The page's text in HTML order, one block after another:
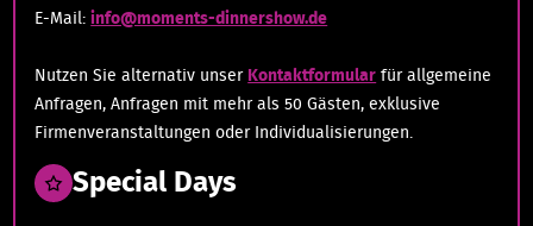
E-Mail: info@moments-dinnershow.de
Nutzen Sie alternativ unser Kontaktformular für allgemeine
Anfragen, Anfragen mit mehr als 50 Gästen, exklusive
Firmenveranstaltungen oder Individualisierungen.
Special Days